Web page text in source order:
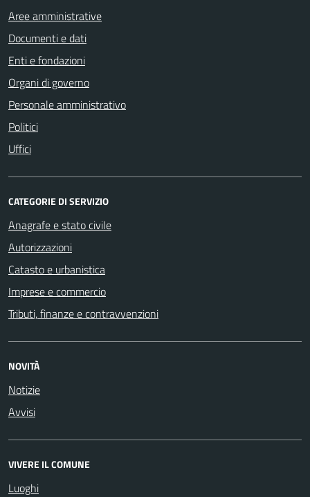
Aree amministrative
Documenti e dati
Enti e fondazioni
Organi di governo
Personale amministrativo
Politici
Uffici
CATEGORIE DI SERVIZIO
Anagrafe e stato civile
Autorizzazioni
Catasto e urbanistica
Imprese e commercio
Tributi, finanze e contravvenzioni
NOVITÀ
Notizie
Avvisi
VIVERE IL COMUNE
Luoghi